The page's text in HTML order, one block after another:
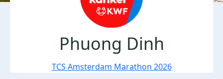
Phuong Dinh
TCS Amsterdam Marathon 2026